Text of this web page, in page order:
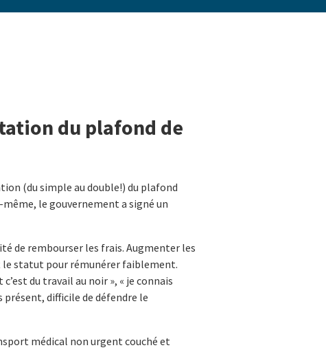
du plafond de
(du simple au double!) du plafond
le gouvernement a signé un
de rembourser les frais. Augmenter les
le statut pour rémunérer faiblement.
du travail au noir », « je connais
présent, difficile de défendre le
médical non urgent couché et